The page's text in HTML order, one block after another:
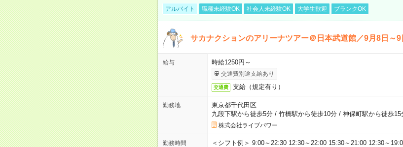
アルバイト 職種未経験OK 社会人未経験OK 大学生歓迎 ブランクOK
サカナクションのアリーナツアー＠日本武道館／9月8日～9
給与 時給1250円～
交通費別途支給あり
交通費 支給（規定有り）
勤務地
東京都千代田区
九段下駅から徒歩5分/ 竹橋駅から徒歩10分/ 神保町駅から徒歩15
株式会社ライブパワー
勤務時間
＜シフト例＞ 9:00～22:30 12:30～22:00 15:30～21:00 12:30～